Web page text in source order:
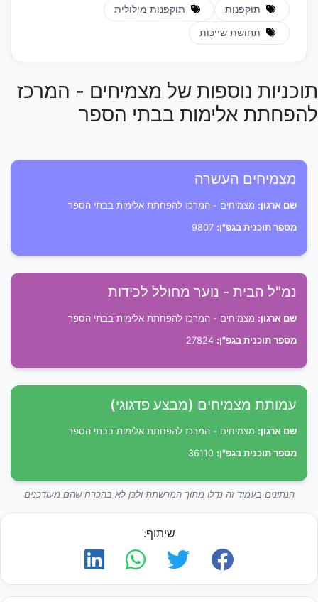
תוקפנות תוקפנות מילולית
תחושת שייכות
תוכניות נוספות של מצמיחים - המרכז
להפחתת אלימות בבתי הספר
מצמיחים העשרה
שם ארגון: מצמיחים - המרכז להפחתת אלימות בבתי הספר
מספר תוכנית בגפ"ן:
נמ"ל הבית - נוער מחולל לכידות
שם ארגון: מצמיחים - המרכז להפחתת אלימות בבתי הספר
מספר תוכנית בגפ"ן:
עמותת מצמיחים (מבצע פדגוגי)
שם ארגון: מצמיחים - המרכז להפחתת אלימות בבתי הספר
מספר תוכנית בגפ"ן:
הנתונים בעמוד זה נדלו מתוך המרשתת ולכן לא בהכרח שהם מעודכנים
שיתוף: